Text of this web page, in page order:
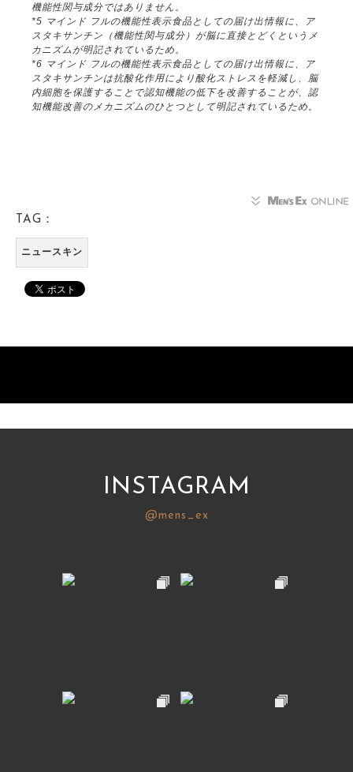
機能性関与成分ではありません。
*5 マインド フルの機能性表示食品としての届け出情報に、ア
スタキサンチン（機能性関与成分）が脳に直接とどくというメ
カニズムが明記されているため。
*6 マインド フルの機能性表示食品としての届け出情報に、ア
スタキサンチンは抗酸化作用により酸化ストレスを軽減し、脳
内細胞を保護することで認知機能の低下を改善することが、認
知機能改善のメカニズムのひとつとして明記されているため。
TAG：
ニュースキン
INSTAGRAM
@mens_ex